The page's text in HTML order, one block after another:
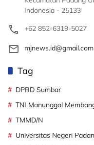
Indonesia - 25133
+62 852-6319-5027
mjnews.id@gmail.com
Tag
DPRD Sumbar
TNI Manunggal
TMMD/N
Universitas Negeri